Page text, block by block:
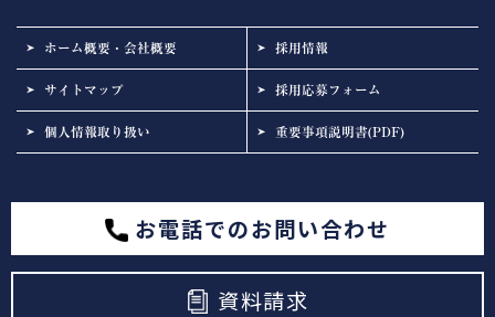
ホーム概要・会社概要 採用情報
サイトマップ 採用応募フォーム
個人情報取り扱い 重要事項説明書(PDF)
お電話でのお問い合わせ
資料請求